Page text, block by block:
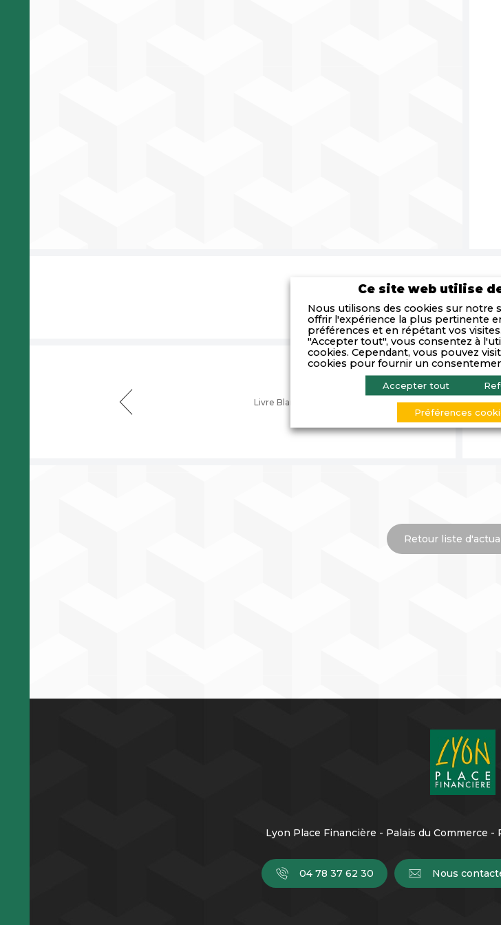
Livre Blanc de la Finance Responsable
Retour liste
Lyon Place Financière - Palais du Commerce -
04 78 37 62 30 Nous
Ce site web utilise
Nous utilisons des cookies sur notre
offrir l'expérience la plus pertinente
préférences et en répétant vos
"Accepter tout", vous consentez à
cookies. Cependant, vous pouvez
cookies pour fournir un
Accepter tout
Préférences